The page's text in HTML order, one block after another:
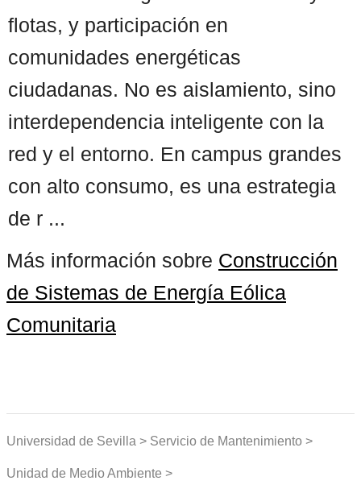
flotas, y participación en
comunidades energéticas
ciudadanas. No es aislamiento, sino
interdependencia inteligente con la
red y el entorno. En campus grandes
con alto consumo, es una estrategia
de r ...
Más información sobre Construcción
de Sistemas de Energía Eólica
Comunitaria
Universidad de Sevilla > Servicio de Mantenimiento >
Unidad de Medio Ambiente >